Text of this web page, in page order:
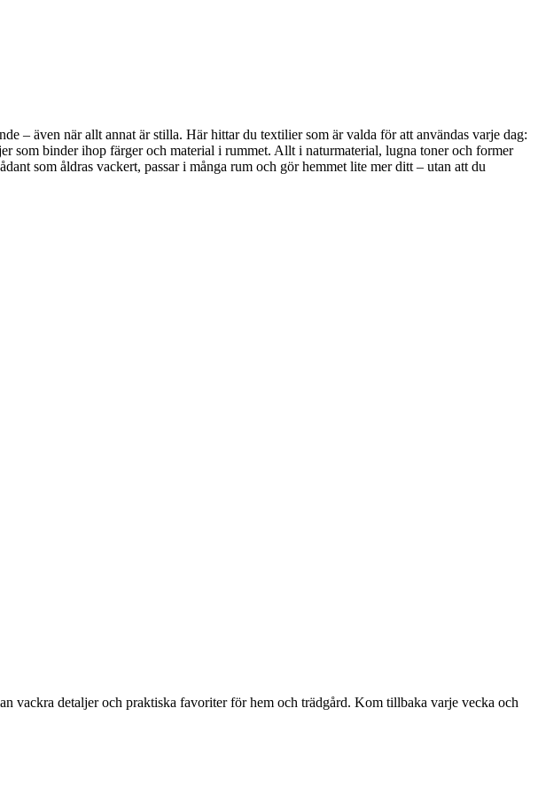
– även när allt annat är stilla. Här hittar du textilier som är valda för att användas varje dag:
som binder ihop färger och material i rummet. Allt i naturmaterial, lugna toner och former
som åldras vackert, passar i många rum och gör hemmet lite mer ditt – utan att du
vackra detaljer och praktiska favoriter för hem och trädgård. Kom tillbaka varje vecka och